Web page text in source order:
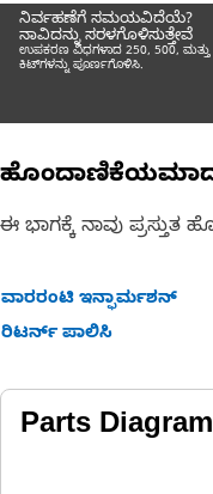
ನಿರ್ವಹಣೆಗೆ ಸಮಯವಿದೆಯೆ?
ನಾವಿದನ್ನು ಸರಳಗೊಳಿಸುತ್ತೇವೆ
ಉಪಕರಣ ವಿಧಗಳಾದ 250, 500,
ಕಿಟ್‌ಗಳನ್ನು ಪೂರ್ಣಗೊಳಿಸಿ.
ಈ ಭಾಗಕ್ಕೆ ನಾವು
ವಾರರಂಟಿ ಇನ್ಫಾರ್ಮಶನ್
ರಿಟರ್ನ್ ಪಾಲಿಸಿ
Parts